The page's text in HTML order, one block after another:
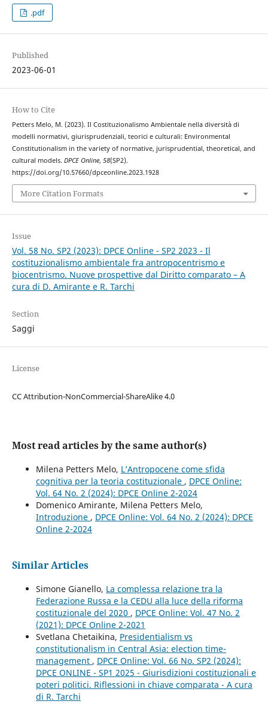
.pdf
Published
2023-06-01
How to Cite
Petters Melo, M. (2023). Il Costituzionalismo Ambientale nella diversità di
modelli normativi, giurisprudenziali, teorici e culturali: Environmental
Constitutionalism in the variety of normative, jurisprudential, theoretical, and
cultural models. DPCE Online, 58(SP2).
https://doi.org/10.57660/dpceonline.2023.1928
More Citation Formats
Issue
Vol. 58 No. SP2 (2023): DPCE Online - SP2 2023 - Il
costituzionalismo ambientale fra antropocentrismo e
biocentrismo. Nuove prospettive dal Diritto comparato – A
cura di D. Amirante e R. Tarchi
Section
Saggi
License
CC Attribution-NonCommercial-ShareAlike 4.0
Most read articles by the same author(s)
Milena Petters Melo, L’Antropocene come sfida
cognitiva per la teoria costituzionale , DPCE Online:
Vol. 64 No. 2 (2024): DPCE Online 2-2024
Domenico Amirante, Milena Petters Melo,
Introduzione , DPCE Online: Vol. 64 No. 2 (2024): DPCE
Online 2-2024
Similar Articles
Simone Gianello, La complessa relazione tra la
Federazione Russa e la CEDU alla luce della riforma
costituzionale del 2020 , DPCE Online: Vol. 47 No. 2
(2021): DPCE Online 2-2021
Svetlana Chetaikina, Presidentialism vs
constitutionalism in Central Asia: election time-
management , DPCE Online: Vol. 66 No. SP2 (2024):
DPCE ONLINE - SP1 2025 - Giurisdizioni costituzionali e
poteri politici. Riflessioni in chiave comparata - A cura
di R. Tarchi